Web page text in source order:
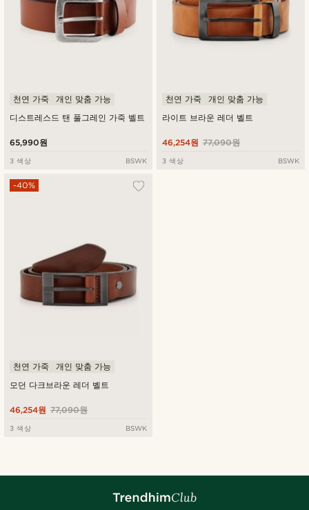
디스트레스드 탠 풀그레인 가죽 벨트
천연 가죽 개인 맞춤 가능
65,990원
3 색상 BSWK
라이트 브라운 레더 벨트
천연 가죽 개인 맞춤 가능
77,090원
46,254원
3 색상 BSWK
모던 다크브라운 레더 벨트
-40%
천연 가죽 개인 맞춤 가능
77,090원
46,254원
3 색상 BSWK